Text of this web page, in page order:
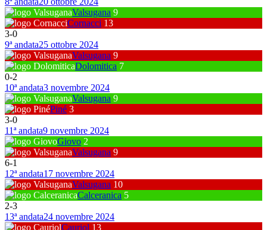
Valsugana 9
Cornacci 13
3-0
9ª andata25 ottobre 2024
Valsugana 9
Dolomitica 7
0-2
10ª andata3 novembre 2024
Valsugana 9
Piné 3
3-0
11ª andata9 novembre 2024
Giovo 2
Valsugana 9
6-1
12ª andata17 novembre 2024
Valsugana 10
Calceranica 5
2-3
13ª andata24 novembre 2024
Cauriol 13